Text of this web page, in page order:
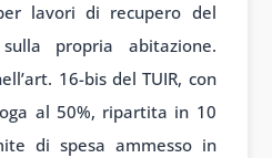
lavori di recupero del
propria abitazione.
16-bis del TUIR, con
al 50%, ripartita in 10
di spesa ammesso in